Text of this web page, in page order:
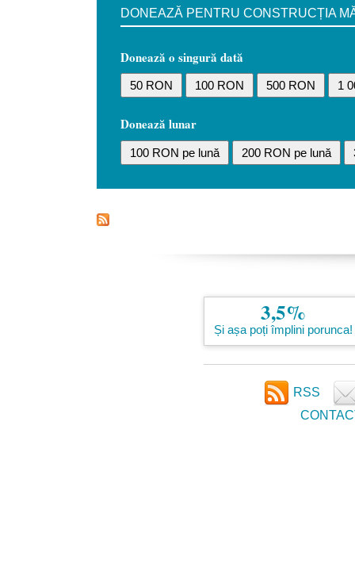
DONEAZĂ PENTRU CONSTRUCȚIA
Donează o singură dată
50 RON 100 RON 500 RON 1
Donează lunar
100 RON pe lună 200 RON pe lună
3,5%
Și așa poți împlini porunca!
RSS